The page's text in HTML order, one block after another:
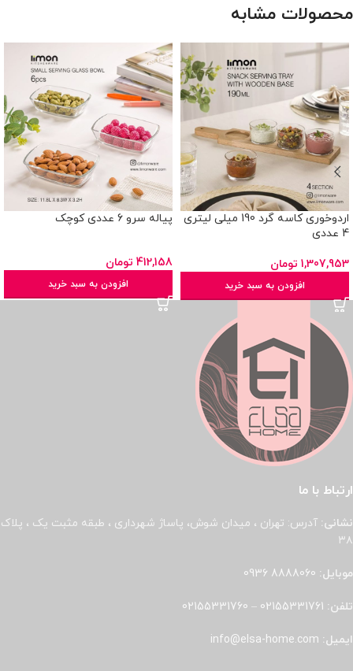
محصولات مشابه
اردوخوری کاسه گرد 190 میلی لیتری
4 عددی
1,307,953 تومان
افزودن به سبد خرید
پیاله سرو 6 عددی کوچک
412,158 تومان
افزودن به سبد خرید
ارتباط با ما
نشانی: آدرس: تهران ، میدان شوش، پاساژ شهرداری ، طبقه مثبت یک ، پلاک
۳۸
موبایل: 8888060 0936
تلفن: 02155331761
–
02155331760
ایمیل: info@elsa-home.com